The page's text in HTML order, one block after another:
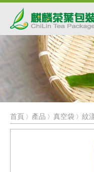
首頁 〉 產品 〉 真空袋 〉 紋